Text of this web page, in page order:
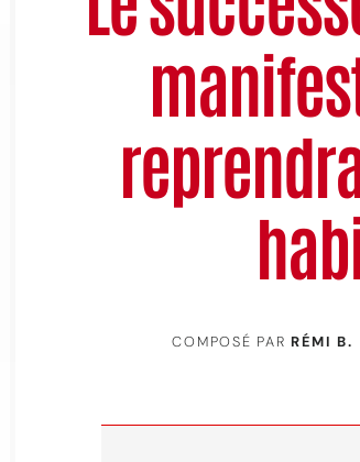
COMPOSÉ PARRÉMI B.